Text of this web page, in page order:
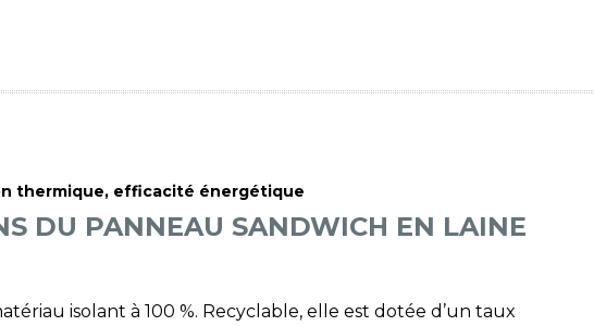
thermique, efficacité énergétique
DU PANNEAU SANDWICH EN LAINE
isolant à 100 %. Recyclable, elle est dotée d’un taux